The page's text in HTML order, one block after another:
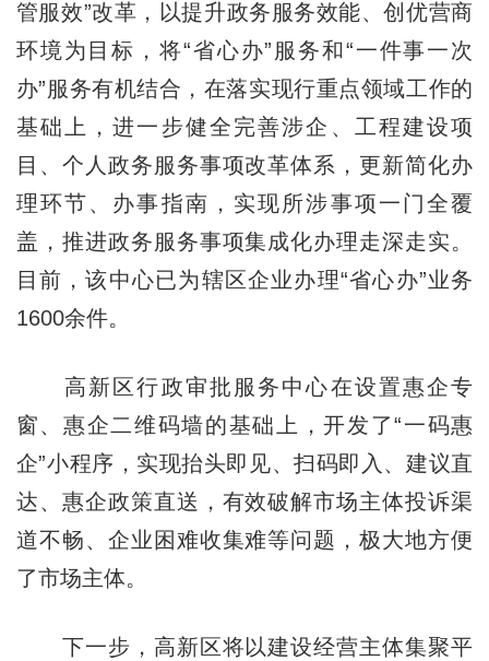
管服效”改革，以提升政务服务效能、创优营商
环境为目标，将“省心办”服务和“一件事一次
办”服务有机结合，在落实现行重点领域工作的
基础上，进一步健全完善涉企、工程建设项
目、个人政务服务事项改革体系，更新简化办
理环节、办事指南，实现所涉事项一门全覆
盖，推进政务服务事项集成化办理走深走实。
目前，该中心已为辖区企业办理“省心办”业务
1600余件。
高新区行政审批服务中心在设置惠企专
窗、惠企二维码墙的基础上，开发了“一码惠
企”小程序，实现抬头即见、扫码即入、建议直
达、惠企政策直送，有效破解市场主体投诉渠
道不畅、企业困难收集难等问题，极大地方便
了市场主体。
下一步，高新区将以建设经营主体集聚平